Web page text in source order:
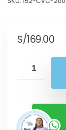
S/169.00